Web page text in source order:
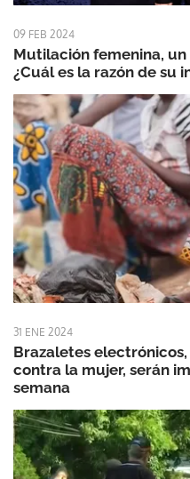
09 FEB 2024
Mutilación femenina,
¿Cuál es la razón de su
31 ENE 2024
Brazaletes
contra la mujer, serán
semana